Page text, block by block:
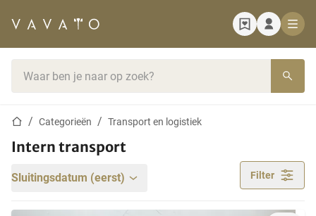
StartpaginaCategorieën Transport en logistiek
Intern transport
Sluitingsdatum (eerst) Filter